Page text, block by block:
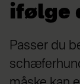
ifølge
Passer du